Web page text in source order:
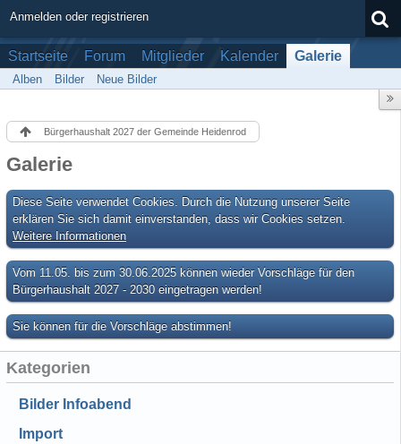
Anmelden oder registrieren
Startseite Forum Mitglieder Kalender Galerie
Alben Bilder Neue Bilder
Bürgerhaushalt 2027 der Gemeinde Heidenrod
Galerie
Diese Seite verwendet Cookies. Durch die Nutzung unserer Seite
erklären Sie sich damit einverstanden, dass wir Cookies setzen.
Weitere Informationen
Vom 11.05. bis zum 30.06.2025 können wieder Vorschläge für den
Bürgerhaushalt 2027 - 2030 eingetragen werden!
Sie können für die Vorschläge abstimmen!
Kategorien
Bilder Infoabend
Import